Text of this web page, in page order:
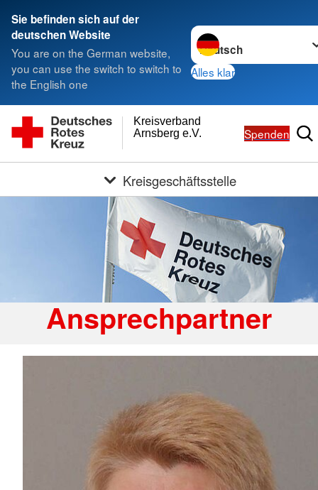
Sie befinden sich auf der
deutschen Website
You are on the German website,
you can use the switch to switch to
the English one
Sprache wechseln zu
Alles klar
Arnsberg e.V.
Kreisverband
Spenden
Kreisgeschäftsstelle
Ansprechpartner